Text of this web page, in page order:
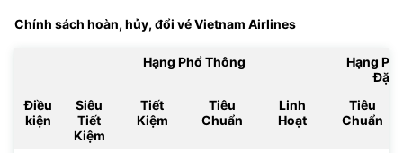
Chính sách hoàn, hủy, đổi véVietnam Airlines
Hạng Phổ Thông
Hạng
Đặc
Điều
kiện
Siêu
Tiết
Kiệm
Tiết
Kiệm
Tiêu
Chuẩn
Linh
Hoạt
Tiêu
Chuẩn